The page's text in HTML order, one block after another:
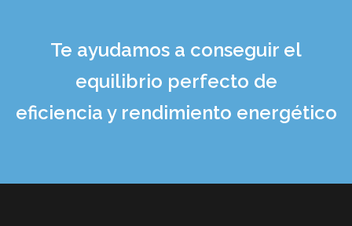
Te ayudamos a conseguir el
equilibrio perfecto de
eficiencia y rendimiento energético